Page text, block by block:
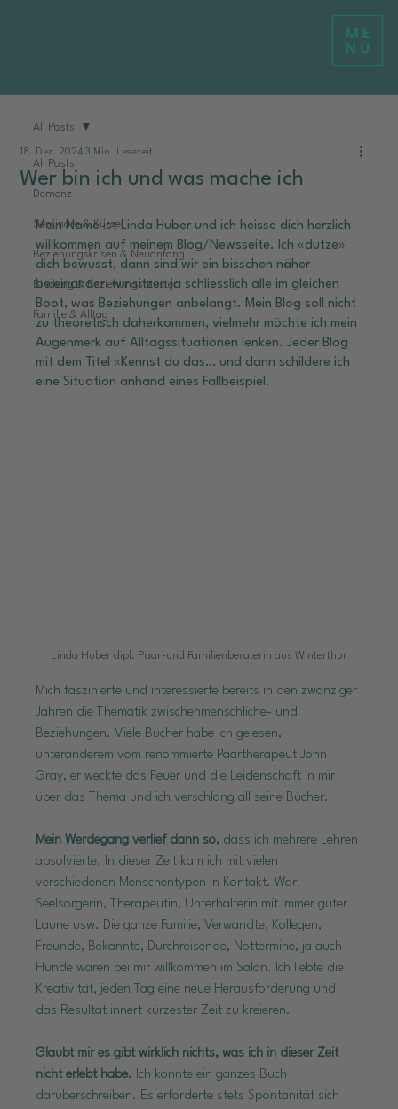
All Posts
Demenz
Seminare & Kurse
Beziehungskrisen & Neuanfang
Bindung & Beziehungsmuster
Familie & Alltag
All Posts
Wer bin ich und was mache ich
18. Dez. 2024 3 Min. Lesezeit
Mein Name ist Linda Huber und ich heisse dich herzlich
willkommen auf meinem Blog/Newsseite. Ich «dutze»
dich bewusst, dann sind wir ein bisschen näher
beieinander, wir sitzen ja schliesslich alle im gleichen
Boot, was Beziehungen anbelangt. Mein Blog soll nicht
zu theoretisch daherkommen, vielmehr möchte ich mein
Augenmerk auf Alltagssituationen lenken. Jeder Blog
mit dem Titel «Kennst du das… und dann schildere ich
eine Situation anhand eines Fallbeispiel.
Linda Huber dipl. Paar-und Familienberaterin aus Winterthur
Mich faszinierte und interessierte bereits in den zwanziger
Jahren die Thematik zwischenmenschliche- und
Beziehungen. Viele Bücher habe ich gelesen,
unteranderem vom renommierte Paartherapeut John
Gray, er weckte das Feuer und die Leidenschaft in mir
über das Thema und ich verschlang all seine Bücher.
Mein Werdegang verlief dann so, dass ich mehrere Lehren
absolvierte. In dieser Zeit kam ich mit vielen
verschiedenen Menschentypen in Kontakt. War
Seelsorgerin, Therapeutin, Unterhalterin mit immer guter
Laune usw. Die ganze Familie, Verwandte, Kollegen,
Freunde, Bekannte, Durchreisende, Nottermine, ja auch
Hunde waren bei mir willkommen im Salon. Ich liebte die
Kreativität, jeden Tag eine neue Herausforderung und
das Resultat innert kürzester Zeit zu kreieren.
Glaubt mir es gibt wirklich nichts, was ich in dieser Zeit
nicht erlebt habe. Ich könnte ein ganzes Buch
darüberschreiben. Es erforderte stets Spontanität sich